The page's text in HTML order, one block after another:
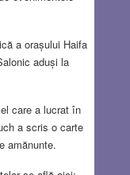
a orașului Haifa
aduși la
care a lucrat în
a scris o carte
amănunte.